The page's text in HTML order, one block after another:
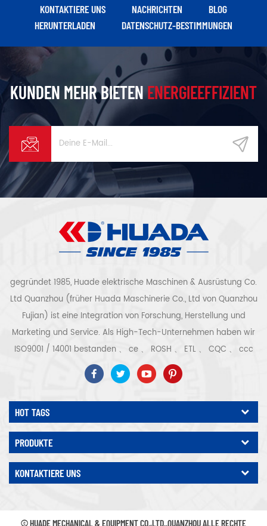
kombiniert.
KONTAKTIERE UNS
NACHRICHTEN
BLOG
HERUNTERLADEN
DATENSCHUTZ-BESTIMMUNGEN
KUNDEN MEHR BIETENENERGIEEFFIZIENT
gegründet 1985, Huade elektrische Maschinen & Ausrüstung Co.
Ltd Quanzhou (früher Huada Maschinerie Co., Ltd von Quanzhou
Fujian) ist eine Integration von Forschung, Herstellung und
Marketing und Service. Als High-Tech-Unternehmen haben wir
ISO9001 / 14001 bestanden 、 ce 、 ROSH 、 ETL 、 CQC 、 ccc
Qualitäts- und Sicherheitszertifizierung, High-Tech-
Unternehmenszertifizierung usw. Luftkompressorsystem und -
ausrüstung umfassen Schraubentyp, Zentrifugaltyp, ölfrei,
Spiraltyp, Kolbentyp, Trockner, Filter, Abtropffläche, mit
vollständiger Luftkompressorproduktionslinie, mehr als 300
Arten von Luftkompressoren als Industrieexperte Unsere
von das wichtigste Gussteil für Druckbehälter, Elektromotoren,
Unternehmen ein eigenes Kernverfahren für Permanentmagnet-
HOT TAGS
PRODUKTE
KONTAKTIERE UNS
© HUADE MECHANICAL & EQUIPMENT CO.,LTD..QUANZHOU ALLE RECHTE